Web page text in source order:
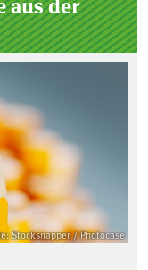
Stocksnapper / Photocase